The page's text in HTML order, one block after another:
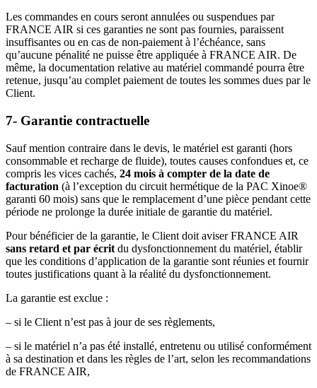
Les commandes en cours seront annulées ou suspendues par
FRANCE AIR si ces garanties ne sont pas fournies, paraissent
insuffisantes ou en cas de non-paiement à l’échéance, sans
qu’aucune pénalité ne puisse être appliquée à FRANCE AIR. De
même, la documentation relative au matériel commandé pourra être
retenue, jusqu’au complet paiement de toutes les sommes dues par le
Client.
7- Garantie contractuelle
Sauf mention contraire dans le devis, le matériel est garanti (hors
consommable et recharge de fluide), toutes causes confondues et, ce
compris les vices cachés, 24 mois à compter de la date de
facturation (à l’exception du circuit hermétique de la PAC Xinoe®
garanti 60 mois) sans que le remplacement d’une pièce pendant cette
période ne prolonge la durée initiale de garantie du matériel.
Pour bénéficier de la garantie, le Client doit aviser FRANCE AIR
sans retard et par écrit du dysfonctionnement du matériel, établir
que les conditions d’application de la garantie sont réunies et fournir
toutes justifications quant à la réalité du dysfonctionnement.
La garantie est exclue :
– si le Client n’est pas à jour de ses règlements,
– si le matériel n’a pas été installé, entretenu ou utilisé conformément
à sa destination et dans les règles de l’art, selon les recommandations
de FRANCE AIR,